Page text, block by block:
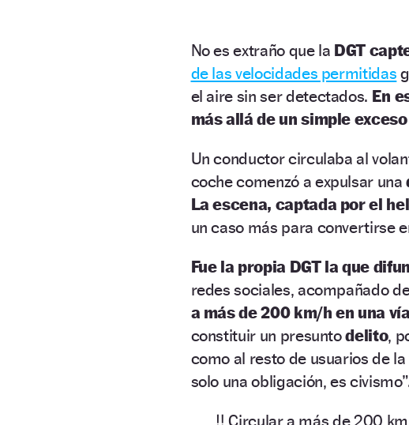
No es extraño que la DGT
de las velocidades permitidas
el aire sin ser detectados. En
más allá de un simple
Un conductor circulaba al
coche comenzó a expulsar una
La escena, captada por el
un caso más para convertirse
Fue la propia DGT la que
redes sociales, acompañado
a más de 200 km/h en una
constituir un presuntodelito,
como al resto de usuarios de
solo una obligación, es
‼️ Circular a más de 200